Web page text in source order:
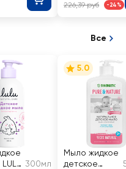
226,39 руб -24%
Все
300мл
5.0
Мыло жидкое
детское